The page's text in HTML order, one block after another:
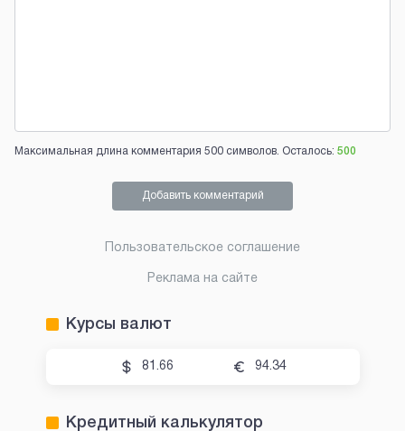
Максимальная длина комментария 500 символов. Осталось: 500
Добавить комментарий
Пользовательское соглашение
Реклама на сайте
Курсы валют
81.66 94.34
Кредитный калькулятор